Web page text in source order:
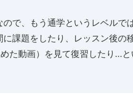
で、もう通学というレベルで
に課題をしたり、レッスン後の
た動画）を見て復習したり...